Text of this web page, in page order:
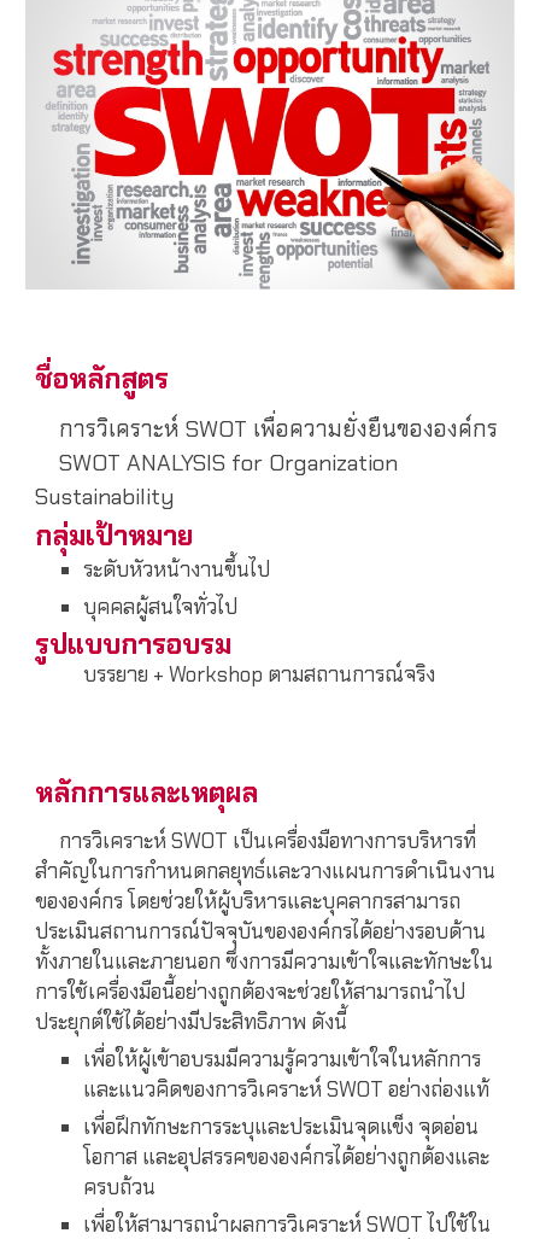
ชื่อหลักสูตร
การวิเคราะห์ SWOT เพื่อความยั่งยืนขององค์กร
SWOT ANALYSIS for Organization
Sustainability
กลุ่มเป้าหมาย
ระดับหัวหน้างานขึ้นไป
บุคคลผู้สนใจทั่วไป
รูปแบบการอบรม
บรรยาย + Workshop ตามสถานการณ์จริง
หลักการและเหตุผล
การวิเคราะห์ SWOT เป็นเครื่องมือทางการบริหารที่
สำคัญในการกำหนดกลยุทธ์และวางแผนการดำเนินงาน
ขององค์กร โดยช่วยให้ผู้บริหารและบุคลากรสามารถ
ประเมินสถานการณ์ปัจจุบันขององค์กรได้อย่างรอบด้าน
ทั้งภายในและภายนอก ซึ่งการมีความเข้าใจและทักษะใน
การใช้เครื่องมือนี้อย่างถูกต้องจะช่วยให้สามารถนำไป
ประยุกต์ใช้ได้อย่างมีประสิทธิภาพ ดังนี้
เพื่อให้ผู้เข้าอบรมมีความรู้ความเข้าใจในหลักการ
และแนวคิดของการวิเคราะห์ SWOT อย่างถ่องแท้
เพื่อฝึกทักษะการระบุและประเมินจุดแข็ง จุดอ่อน
โอกาส และอุปสรรคขององค์กรได้อย่างถูกต้องและ
ครบถ้วน
เพื่อให้สามารถนำผลการวิเคราะห์ SWOT ไปใช้ใน